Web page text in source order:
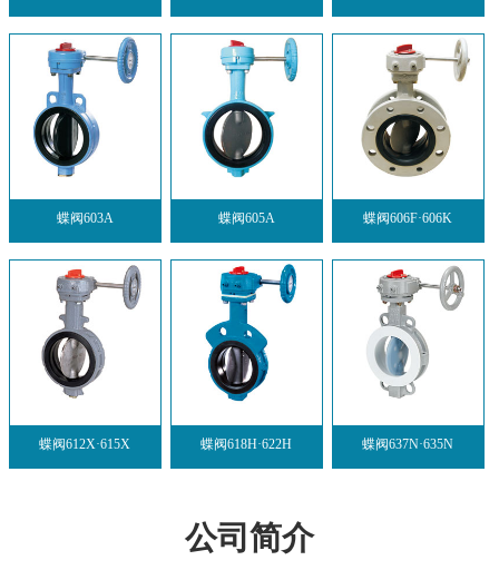
蝶阀603A 蝶阀605A 蝶阀606F·606K
蝶阀612X·615X 蝶阀618H·622H 蝶阀637N·635N
公司简介